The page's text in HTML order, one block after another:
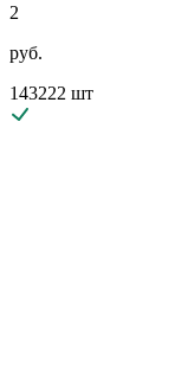
2
руб.
143222 шт